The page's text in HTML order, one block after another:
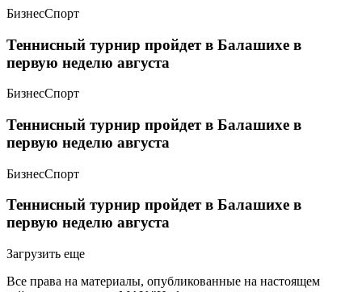
БизнесСпорт
Теннисный турнир пройдет в Балашихе в
первую неделю августа
БизнесСпорт
Теннисный турнир пройдет в Балашихе в
первую неделю августа
БизнесСпорт
Теннисный турнир пройдет в Балашихе в
первую неделю августа
Загрузить еще
Все права на материалы, опубликованные на настоящем